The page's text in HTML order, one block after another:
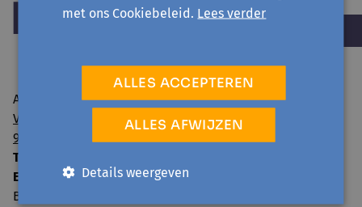
Avansa regio Gent vzw
Visserij 106/1
9000 Gent
T:
E:
info@avansa-regiogent.be
BE15 8939 4415 5730
met ons Cookiebeleid. Lees verder
ALLES ACCEPTEREN
ALLES AFWIJZEN
Details weergeven